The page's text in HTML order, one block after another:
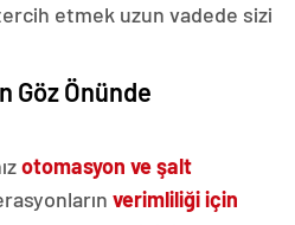
etmek uzun vadede sizi
Göz Önünde
otomasyon ve şalt
verimliliği için